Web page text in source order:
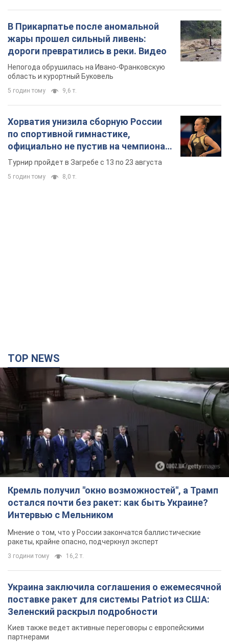
В Прикарпатье после аномальной
жары прошел сильный ливень:
дороги превратились в реки. Видео
Непогода обрушилась на Ивано-Франковскую
область и курортный Буковель
5 годин тому 9,6 т.
Хорватия унизила сборную России
по спортивной гимнастике,
официально не пустив на чемпионат
Европы основных спортсменов
Турнир пройдет в Загребе с 13 по 23 августа
5 годин тому 8,0 т.
TOP NEWS
Кремль получил "окно возможностей", а Трамп
остался почти без ракет: как быть Украине?
Интервью с Мельником
Мнение о том, что у России закончатся баллистические
ракеты, крайне опасно, подчеркнул эксперт
3 години тому 16,2 т.
Украина заключила соглашения о ежемесячной
поставке ракет для системы Patriot из США:
Зеленский раскрыл подробности
Киев также ведет активные переговоры с европейскими
партнерами